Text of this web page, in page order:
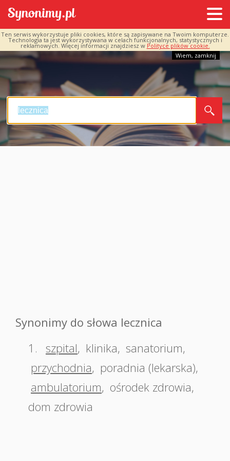
Ten serwis wykorzystuje pliki cookies, które są zapisywane na Twoim komputerze.
Technologia ta jest wykorzystywana w celach funkcjonalnych, statystycznych i
reklamowych. Więcej informacji znajdziesz w Polityce plików cookie.
Wiem, zamknij
Synonimy do słowa lecznica
1.
szpital, klinika, sanatorium,
przychodnia, poradnia (lekarska),
ambulatorium, ośrodek zdrowia,
dom zdrowia